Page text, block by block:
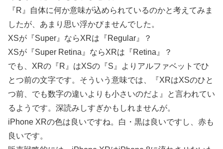
『R』自体に何か意味が込められているのかと考えてみま
したが、あまり思い浮かびませんでした。
XSが『Super』ならXRは『Regular』？
XSが『Super Retina』ならXRは『Retina』？
でも、XRの『R』はXSの『S』よりアルファベットでひ
とつ前の文字です。そういう意味では、『XRはXSのひと
つ前、でも数字の違いよりも小さいのだよ』と言われてい
るようです。深読みしすぎかもしれませんが。
iPhone XRの色は良いですね。白・黒は良いですし、赤も
良いです。